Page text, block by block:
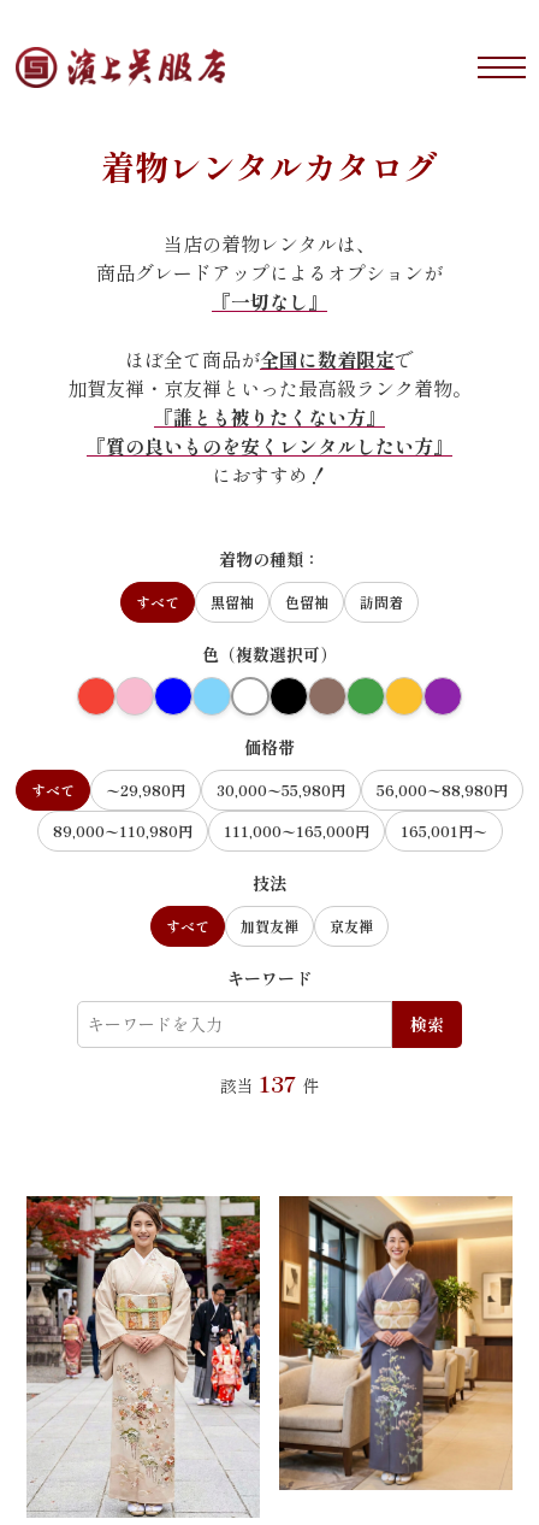
着物レンタルカタログ
当店の着物レンタルは、
商品グレードアップによるオプションが
『一切なし』
ほぼ全て商品が全国に数着限定で
加賀友禅・京友禅といった最高級ランク着物。
『誰とも被りたくない方』
『質の良いものを安くレンタルしたい方』
におすすめ！
着物の種類：
すべて 黒留袖 色留袖 訪問着
色（複数選択可）
価格帯
すべて 〜29,980円 30,000〜55,980円
56,000〜88,980円
89,000〜110,980円
111,000〜165,000円 165,001円〜
技法
すべて 加賀友禅 京友禅
キーワード
検索
該当 137 件